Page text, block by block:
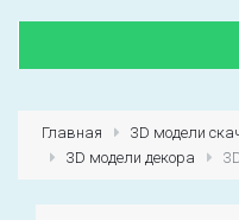
Первый раз?
Главная 3D модели
3D модели декора